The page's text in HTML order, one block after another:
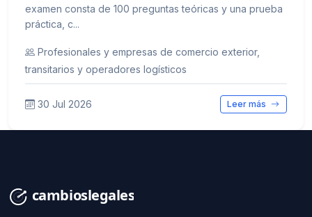
examen consta de 100 preguntas teóricas y una prueba
práctica, c...
Profesionales y empresas de comercio exterior,
transitarios y operadores logísticos
30 Jul 2026 Leer más